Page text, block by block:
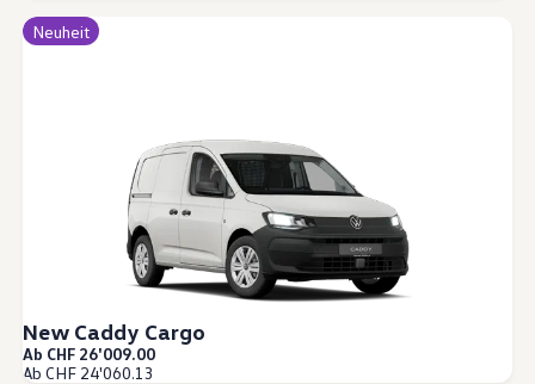
Neuheit
New Caddy Cargo
Ab CHF 26'009.00
Ab CHF 24'060.13